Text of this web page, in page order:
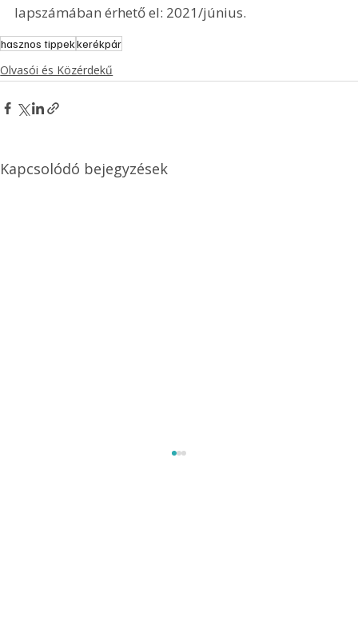
lapszámában érhető el: 2021/június.
hasznos tippekkerékpár
Olvasói és Közérdekű
Kapcsolódó bejegyzések